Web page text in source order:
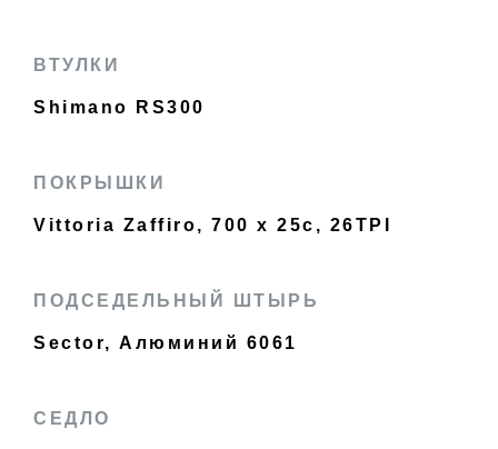
ВТУЛКИ
Shimano RS300
ПОКРЫШКИ
Vittoria Zaffiro, 700 x 25c, 26TPI
ПОДСЕДЕЛЬНЫЙ ШТЫРЬ
Sector, Алюминий 6061
СЕДЛО